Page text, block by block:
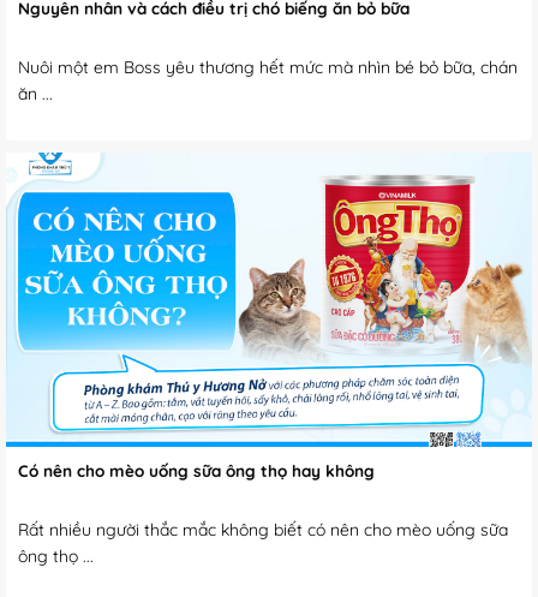
Nguyên nhân và cách điều trị chó biếng ăn bỏ bữa
Nuôi một em Boss yêu thương hết mức mà nhìn bé bỏ bữa, chán
ăn ...
Có nên cho mèo uống sữa ông thọ hay không
Rất nhiều người thắc mắc không biết có nên cho mèo uống sữa
ông thọ ...